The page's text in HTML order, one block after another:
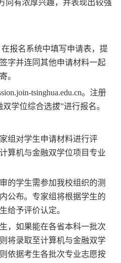
向有浓厚兴趣，并表现出较强
报名系统中填写申请表，提
字并连同其他申请材料一起
。
tsinghua.edu.cn。注册
学位综合选拔”进行报名。
组对学生申请材料进行评
算机与金融双学位项目专业
的学生需参加我校组织的测
公布。专家组将根据学生的
给予评价认定。
，如果能在各省本科一批次
将录取至计算机与金融双学
依据考生各批次专业志愿按